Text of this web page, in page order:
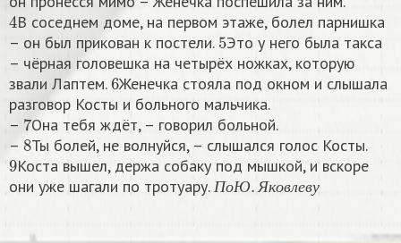
4В соседнем доме, на первом этаже, болел парнишка
– он был прикован к постели. 5Это у него была такса
– чёрная головешка на четырёх ножках, которую
звали Лаптем.6Женечка стояла под окном и слышала
разговор Косты и больного мальчика.
– 7Она тебя ждёт, – говорил больной.
– 8Ты болей, не волнуйся, – слышался голос Косты.
9Коста вышел, держа собаку под мышкой, и вскоре
они уже шагали по тротуару.
П о Ю Як овлев у
ПоЮ.Яковлев у